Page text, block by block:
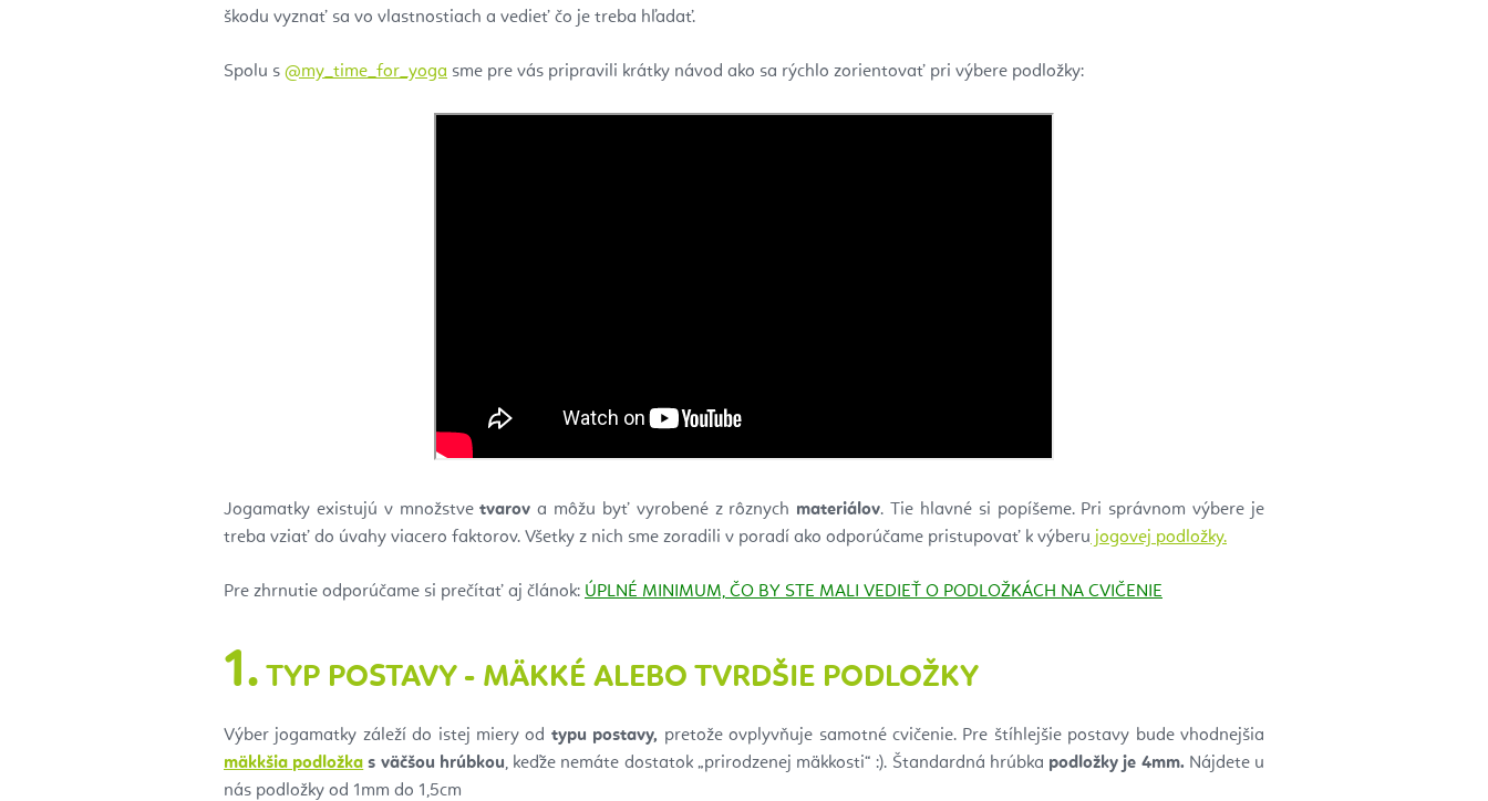
škodu vyznať sa vo vlastnostiach a vedieť čo je treba hľadať.
Spolu s @my_time_for_yoga sme pre vás pripravili krátky návod ako sa rýchlo zorientovať pri výbere podložky:
Jogamatky existujú v množstvetvarov a môžu byť vyrobené z rôznych materiálov. Tie hlavné si popíšeme. Pri správnom výbere je
treba vziať do úvahy viacero faktorov. Všetky z nich sme zoradili v poradí ako odporúčame pristupovať k výberu jogovej podložky.
Pre zhrnutie odporúčame si prečítať aj článok: ÚPLNÉ MINIMUM, ČO BY STE MALI VEDIEŤ O PODLOŽKÁCH NA CVIČENIE
1. TYP POSTAVY - MÄKKÉ ALEBO TVRDŠIE PODLOŽKY
Výber jogamatky záleží do istej miery od typu postavy, pretože ovplyvňuje samotné cvičenie. Pre štíhlejšie postavy bude vhodnejšia
mäkkšia podložka s väčšou hrúbkou, keďže nemáte dostatok „prirodzenej mäkkosti“ :). Štandardná hrúbka podložky je 4mm. Nájdete u
nás podložky od 1mm do 1,5cm